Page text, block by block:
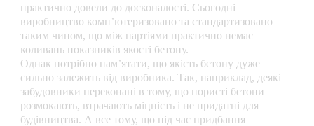
практично довели до досконалості. Сьогодні
виробництво комп’ютеризовано та стандартизовано
таким чином, що між партіями практично немає
коливань показників якості бетону.
Однак потрібно пам’ятати, що якість бетону дуже
сильно залежить від виробника. Так, наприклад, деякі
забудовники переконані в тому, що пористі бетони
розмокають, втрачають міцність і не придатні для
будівництва. А все тому, що під час придбання